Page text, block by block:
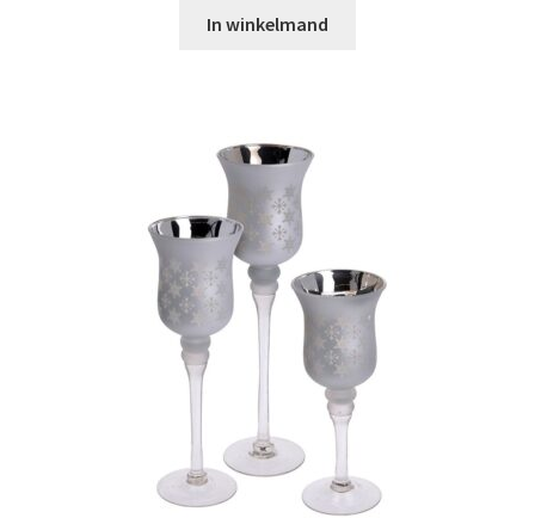
In winkelmand